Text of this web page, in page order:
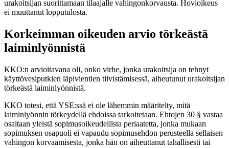
urakoitsijan suorittamaan tilaajalle vahingonkorvausta. Hovioikeus
ei muuttanut lopputulosta.
Korkeimman oikeuden arvio törkeästä
laiminlyönnistä
KKO:n arvioitavana oli, onko virhe, jonka urakoitsija on tehnyt
käyttövesiputkien läpivientien tiivistämisessä, aiheutunut urakoitsijan
törkeästä laiminlyönnistä.
KKO totesi, että YSE:ssä ei ole lähemmin määritelty, mitä
laiminlyönnin törkeydellä ehdoissa tarkoitetaan. Ehtojen 30 § vastaa
osaltaan yleistä sopimusoikeudellista periaatetta, jonka mukaan
sopimuksen osapuoli ei vapaudu sopimusehdon perusteella sellaisen
vahingon korvaamisesta, jonka hän on aiheuttanut tahallisesti tai